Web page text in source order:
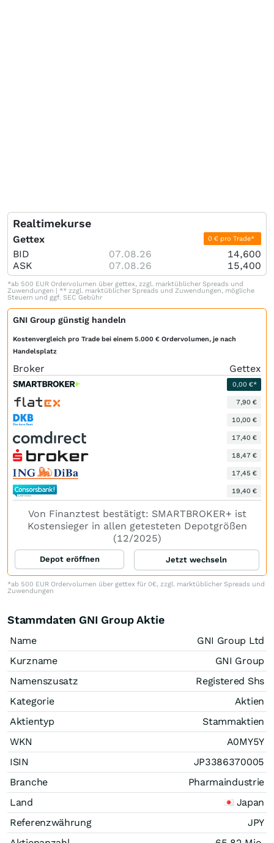
Realtimekurse
Gettex 0 € pro Trade*
BID 07.08.26
14,600
ASK
07.08.26 15,400
*ab 500 EUR Ordervolumen über gettex, zzgl. marktüblicher Spreads und
Zuwendungen | ** zzgl. marktüblicher Spreads und Zuwendungen, mögliche
Steuern und ggf. SEC Gebühr
GNI Group günstig handeln
Kostenvergleich pro Trade bei einem 5.000 € Ordervolumen, je nach
Handelsplatz
Broker Gettex
0,00 €*
7,90 €
10,00 €
17,40 €
18,47 €
17,45 €
19,40 €
Von Finanztest bestätigt: SMARTBROKER+ ist
Kostensieger in allen getesteten Depotgrößen
(12/2025)
Depot eröffnen Jetzt wechseln
*ab 500 EUR Ordervolumen über gettex für 0€, zzgl. marktüblicher Spreads und
Zuwendungen
Stammdaten GNI Group Aktie
Name
GNI Group Ltd
Kurzname
GNI Group
Namenszusatz
Registered Shs
Kategorie
Aktien
Aktientyp
Stammaktien
WKN
A0MY5Y
ISIN
JP3386370005
Branche
Pharmaindustrie
Land
Japan
Referenzwährung
JPY